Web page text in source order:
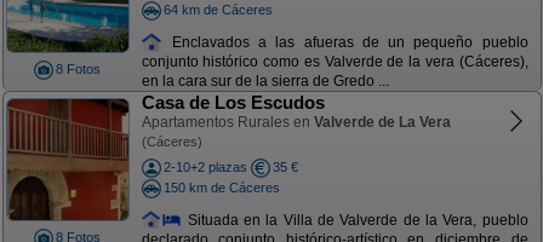
8 Fotos
64 km de Cáceres
Enclavados a las afueras de un pequeño pueblo
conjunto histórico como es Valverde de la vera (Cáceres),
en la cara sur de la sierra de Gredo ...
8 Fotos
Casa de Los Escudos
Apartamentos Rurales en Valverde de La Vera
(Cáceres)
2-10+2 plazas
35 €
150 km de Cáceres
Situada en la Villa de Valverde de la Vera, pueblo